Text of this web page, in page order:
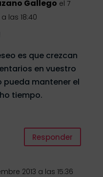
Gallego el 7
las 18:40
es que crezcan
en vuestro
pueda mantener el
tiempo.
Responder
2013 a las 15:36